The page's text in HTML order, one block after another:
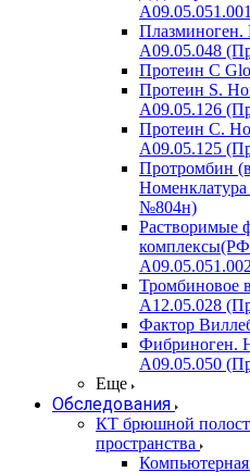
A09.05.048
Протеин C
Протеин S.
A09.05.126
Протеин С.
A09.05.125
Протромбин
№804н)
Растворимые
Тромбиновое
A12.05.028
Фактор
Фибриноген.
A09.05.050
Еще
Обследования
КТ брюшной
пространства